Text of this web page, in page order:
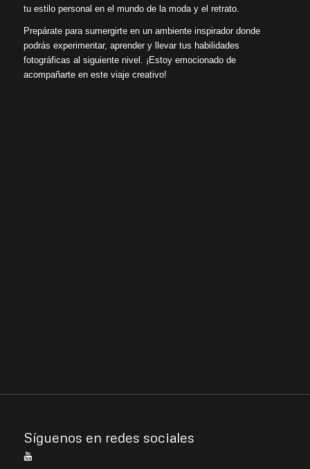
tu estilo personal en el mundo de la moda y el retrato.
Prepárate para sumergirte en un ambiente inspirador donde
podrás experimentar, aprender y llevar tus habilidades
fotográficas al siguiente nivel. ¡Estoy emocionado de
acompañarte en este viaje creativo!
Síguenos en redes sociales